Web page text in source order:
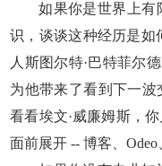
如果你是世界上有
识，谈谈这种经历是如
人斯图尔特·巴特菲尔
为他带来了看到下一
看看埃文·威廉姆斯，
面前展开 -- 博客、Odeo